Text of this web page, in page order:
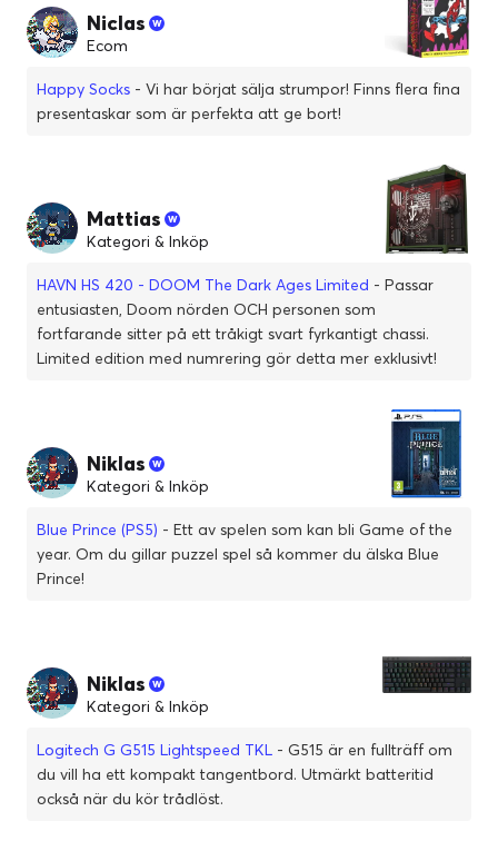
Niclas
Ecom
Happy Socks - Vi har börjat sälja strumpor! Finns flera fina
presentaskar som är perfekta att ge bort!
Mattias
Kategori & Inköp
HAVN HS 420 - DOOM The Dark Ages Limited - Passar
entusiasten, Doom nörden OCH personen som
fortfarande sitter på ett tråkigt svart fyrkantigt chassi.
Limited edition med numrering gör detta mer exklusivt!
Niklas
Kategori & Inköp
Blue Prince (PS5) - Ett av spelen som kan bli Game of the
year. Om du gillar puzzel spel så kommer du älska Blue
Prince!
Niklas
Kategori & Inköp
Logitech G G515 Lightspeed TKL - G515 är en fullträff om
du vill ha ett kompakt tangentbord. Utmärkt batteritid
också när du kör trådlöst.